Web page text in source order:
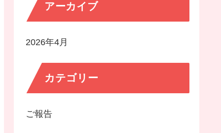
アーカイブ
2026年4月
カテゴリー
ご報告